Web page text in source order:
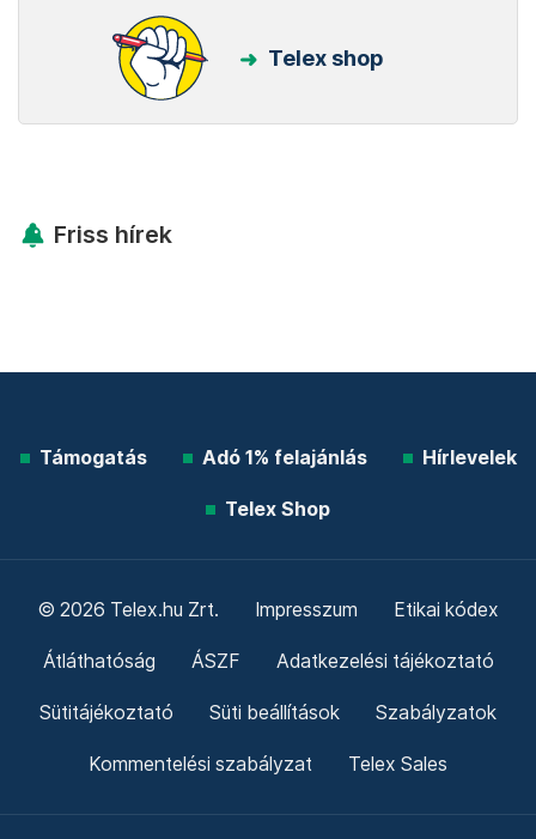
Telex shop
Friss hírek
Támogatás Adó 1% felajánlás Hírlevelek
Telex Shop
© 2026 Telex.hu Zrt. Impresszum Etikai kódex
Átláthatóság ÁSZF Adatkezelési tájékoztató
Sütitájékoztató Süti beállítások Szabályzatok
Kommentelési szabályzat Telex Sales